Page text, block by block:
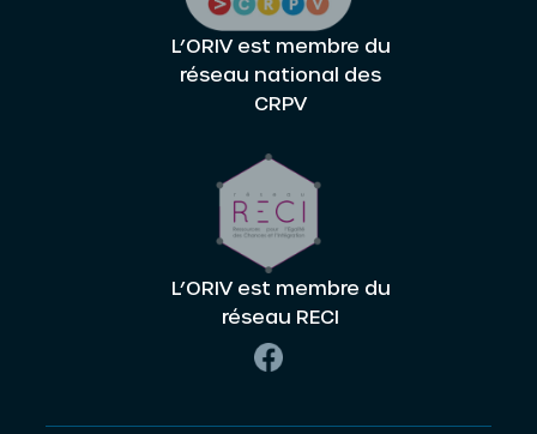
L’ORIV est membre du
réseau national des
CRPV
L’ORIV est membre du
réseau RECI